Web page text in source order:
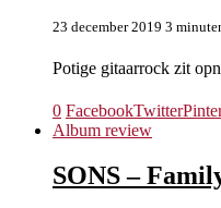
23 december 2019 3
Potige gitaarrock zit
0 FacebookTwitter
Album review
SONS –